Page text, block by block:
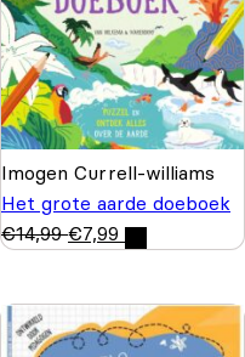
Imogen Currell-williams
Het grote aarde doeboek
€14,99 €7,99